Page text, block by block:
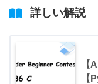
詳しい解説
【
【